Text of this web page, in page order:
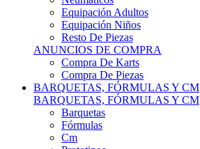
Equipación Adultos
Equipación Niños
Resto De Piezas
ANUNCIOS DE COMPRA
Compra De Karts
Compra De Piezas
BARQUETAS, FÓRMULAS Y CM
BARQUETAS, FÓRMULAS Y CM
Barquetas
Fórmulas
Cm